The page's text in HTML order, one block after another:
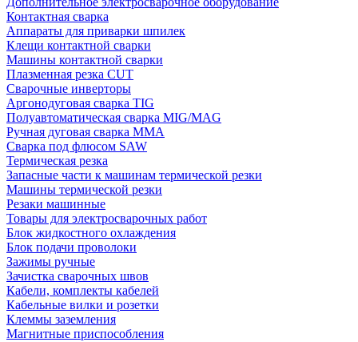
Контактная сварка
Аппараты для приварки шпилек
Клещи контактной сварки
Машины контактной сварки
Плазменная резка CUT
Сварочные инверторы
Аргонодуговая сварка TIG
Полуавтоматическая сварка MIG/MAG
Ручная дуговая сварка MMA
Сварка под флюсом SAW
Термическая резка
Запасные части к машинам термической резки
Машины термической резки
Резаки машинные
Товары для электросварочных работ
Блок жидкостного охлаждения
Блок подачи проволоки
Зажимы ручные
Зачистка сварочных швов
Кабели, комплекты кабелей
Кабельные вилки и розетки
Клеммы заземления
Магнитные приспособления